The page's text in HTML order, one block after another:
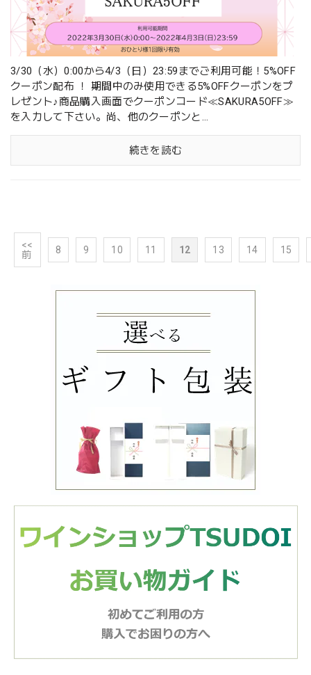
3/30（水）0:00から4/3（日）23:59までご利用可能！5%OFF
クーポン配布 ！ 期間中のみ使用できる5%OFFクーポンをプ
レゼント♪商品購入画面でクーポンコード≪SAKURA5OFF≫
を入力して下さい。尚、他のクーポンと...
続きを読む
<<
前
8 9 10 11 12 13 14 15